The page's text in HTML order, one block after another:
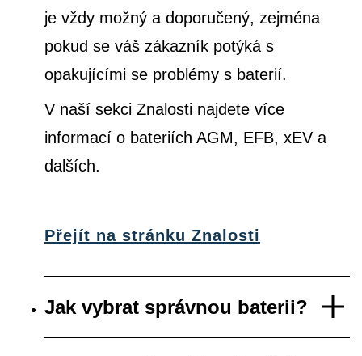
je vždy možný a doporučený, zejména
pokud se váš zákazník potýká s
opakujícími se problémy s baterií.
V naší sekci Znalosti najdete více
informací o bateriích AGM, EFB, xEV a
dalších.
Přejít na stránku Znalosti
Jak vybrat správnou baterii?